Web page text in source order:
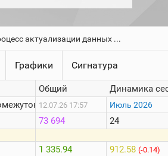
актуализации данных ...
Графики Сигнатура
Общий
12.07.26 17:57
73 694
1 335.94
Динамика
Июль 2026
24
912.58 (-0.14)